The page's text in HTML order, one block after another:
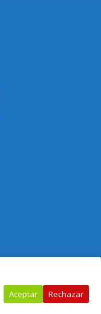
porNVP Diseño
Aceptar Rechazar